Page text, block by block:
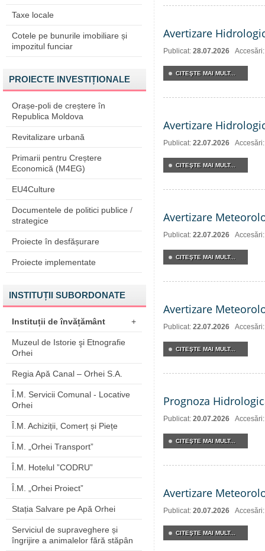
Taxe locale
Cotele pe bunurile imobiliare și
impozitul funciar
PROIECTE INVESTIȚIONALE
Orașe-poli de creștere în
Republica Moldova
Revitalizare urbană
Primarii pentru Creștere
Economică (M4EG)
EU4Culture
Documentele de politici publice /
strategice
Proiecte în desfășurare
Proiecte implementate
INSTITUȚII SUBORDONATE
Instituții de învățământ +
Muzeul de Istorie şi Etnografie
Orhei
Regia Apă Canal – Orhei S.A.
Î.M. Servicii Comunal - Locative
Orhei
Î.M. Achiziții, Comerț și Piețe
Î.M. „Orhei Transport”
Î.M. Hotelul ”CODRU”
Î.M. „Orhei Proiect”
Stația Salvare pe Apă Orhei
Serviciul de supraveghere și
îngrijire a animalelor fără stăpân
Avertizare
Publicat: 28.07.2026
CITEŞTE MAI MULT...
Avertizare
Publicat: 22.07.2026
CITEŞTE MAI MULT...
Avertizare
Publicat: 22.07.2026
CITEŞTE MAI MULT...
Avertizare
Publicat: 22.07.2026
CITEŞTE MAI MULT...
Prognoza
Publicat: 20.07.2026
CITEŞTE MAI MULT...
Avertizare
Publicat: 20.07.2026
CITEŞTE MAI MULT...